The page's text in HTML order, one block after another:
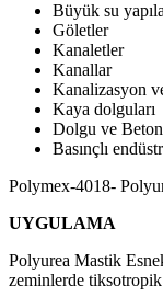
Büyük su
Göletler
Kanaletler
Kanallar
Kanalizasyon
Kaya dolguları
Dolgu ve Beton
Basınçlı
Polymex-4018-
UYGULAMA
Polyurea Mastik
zeminlerde tiksotropik